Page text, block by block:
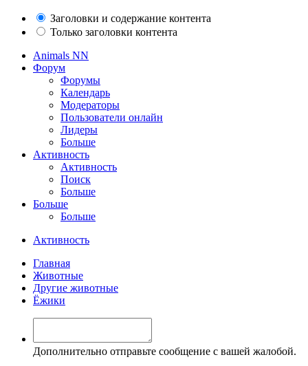
Заголовки и содержание контента
Только заголовки контента
Animals NN
Форум
Форумы
Календарь
Модераторы
Пользователи онлайн
Лидеры
Больше
Активность
Активность
Поиск
Больше
Больше
Больше
Активность
Главная
Животные
Другие животные
Ёжики
Дополнительно отправьте сообщение с вашей жалобой.